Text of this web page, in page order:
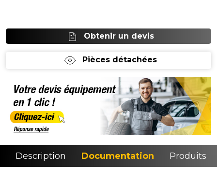
Obtenir un devis
Pièces détachées
Description Documentation Produits